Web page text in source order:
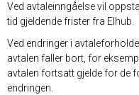
Ved avtaleinngåelse vil
tid gjeldende frister fra Elhub.
Ved endringer i
avtalen faller bort, for
avtalen fortsatt gjelde for de
endringen.